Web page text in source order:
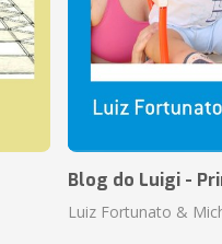
Blog do Luigi -
Luiz Fortunato &